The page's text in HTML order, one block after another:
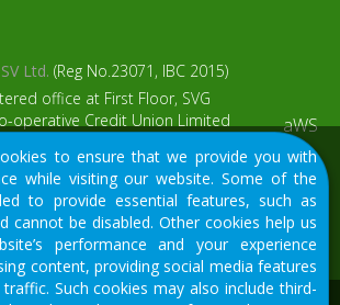
Ltd. (Reg No.23071, IBC 2015)
office at First Floor, SVG
operative Credit Union Limited
Kingstown, Saint Vincent and
the United States of
Korea, Sudan, Syria and
regions.
aWS
to ensure that we provide you with
while visiting our website. Some of the
to provide essential features, such as
cannot be disabled. Other cookies help us
performance and your experience
content, providing social media features
Such cookies may also include third-